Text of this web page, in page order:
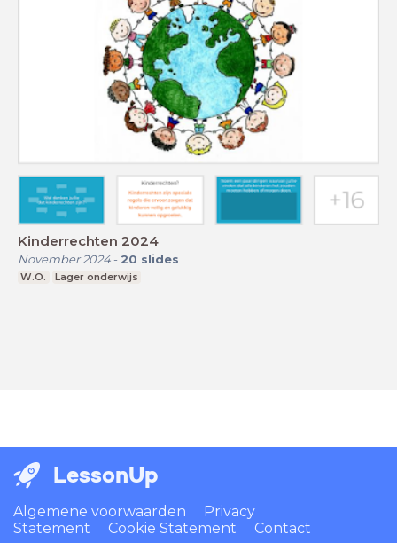
Kinderrechten 2024
November 2024- 20 slides
W.O. Lager onderwijs
LessonUp
Algemene voorwaarden
Privacy
Statement
Cookie Statement Contact